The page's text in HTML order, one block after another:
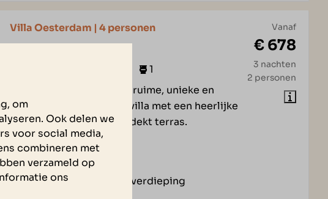
Vanaf
€ 678
3 nachten
2 personen
Villa Oesterdam | 4 personen
1
Villa Oesterdam 4 is een ruime, unieke en
smaakvolle 4-persoons villa met een heerlijke
tuin en een ruim en overdekt terras.
Overdekt terras
Open keuken
Slaapkamers op 1e verdieping
om
Ook delen we
voor social media,
combineren met
verzameld op
ons